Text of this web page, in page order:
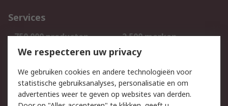
Services
750.000 producten
2.500 merken
Bestellen
Inkoopoplossingen
Track & Trace
We respecteren uw privacy
We gebruiken cookies en andere technologieën voor
statistische gebruiksanalyses, personalisatie en om
advertenties weer te geven op websites van derden.